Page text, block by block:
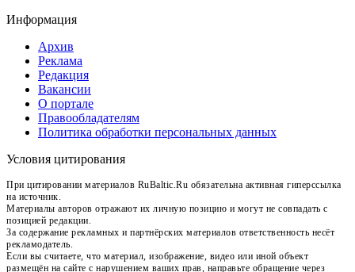
Информация
Архив
Реклама
Редакция
Вакансии
О портале
Правообладателям
Политика обработки персональных данных
Условия цитирования
При цитировании материалов RuBaltic.Ru обязательна активная гиперссылка
на источник.
Материалы авторов отражают их личную позицию и могут не совпадать с
позицией редакции.
За содержание рекламных и партнёрских материалов ответственность несёт
рекламодатель.
Если вы считаете, что материал, изображение, видео или иной объект
размещён на сайте с нарушением ваших прав, направьте обращение через